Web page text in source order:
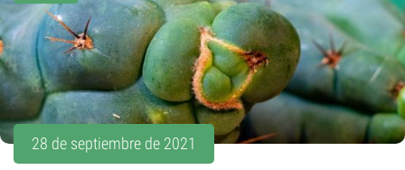
28 de septiembre de 2021